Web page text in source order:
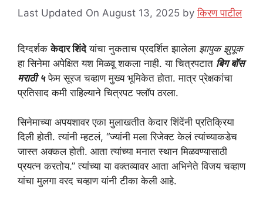
Last Updated On August 13, 2025 byकिरण पाटील
दिग्दर्शककेदार शिंदेयांचा नुकताच प्रदर्शित झालेला झापुक झुपूक
हा सिनेमा अपेक्षित यश मिळवू शकला नाही. या चित्रपटात बिग बॉस
मराठी ५फेम सूरज चव्हाण मुख्य भूमिकेत होता. मात्र प्रेक्षकांचा
प्रतिसाद कमी राहिल्याने चित्रपट फ्लॉप ठरला.
सिनेमाच्या अपयशावर एका मुलाखतीत केदार शिंदेंनी प्रतिक्रिया
दिली होती. त्यांनी म्हटलं, “ज्यांनी मला रिजेक्ट केलं त्यांच्याकडेच
जास्त अक्कल होती. आता त्यांच्या मनात स्थान मिळवण्यासाठी
प्रयत्न करतोय.” त्यांच्या या वक्तव्यावर आता अभिनेते विजय चव्हाण
यांचा मुलगा वरद चव्हाण यांनी टीका केली आहे.